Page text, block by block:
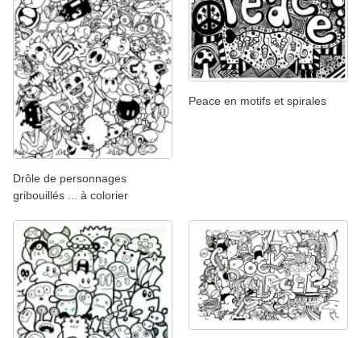
Drôle de personnages
gribouillés ... à colorier
Peace en motifs et spirales